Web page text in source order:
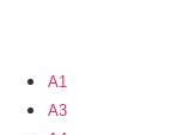
A1
A3